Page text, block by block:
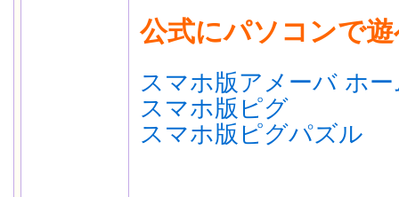
公式にパソコンで
スマホ版アメーバ ホ
スマホ版ピグ
スマホ版ピグパズル